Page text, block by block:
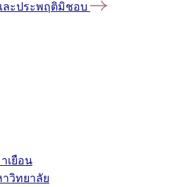
ละประพฤติมิชอบ
เยือน
วิทยาลัย